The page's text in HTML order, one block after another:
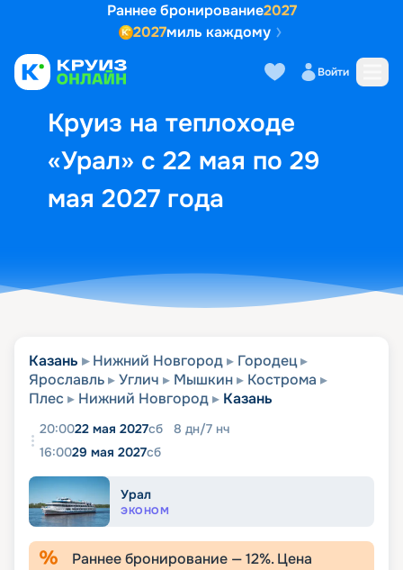
Раннее бронирование2027
2027миль каждому
Войти
Круиз на теплоходе
«Урал» с 22 мая по 29
мая 2027 года
Выбор кают Маршрут и
Казань Нижний Новгород
Городец
Ярославль
Углич Мышкин
Кострома
Плес
Нижний Новгород Казань
20:0022 мая 2027сб 8 дн/7 нч
16:0029 мая 2027сб
Урал
ЭКОНОМ
Раннее бронирование —12%. Цена